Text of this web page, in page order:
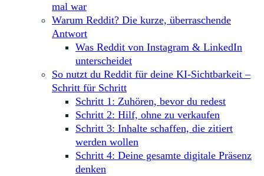
mal war
Warum Reddit? Die kurze, überraschende
Antwort
Was Reddit von Instagram & LinkedIn
unterscheidet
So nutzt du Reddit für deine KI-Sichtbarkeit –
Schritt für Schritt
Schritt 1: Zuhören, bevor du redest
Schritt 2: Hilf, ohne zu verkaufen
Schritt 3: Inhalte schaffen, die zitiert
werden wollen
Schritt 4: Deine gesamte digitale Präsenz
denken